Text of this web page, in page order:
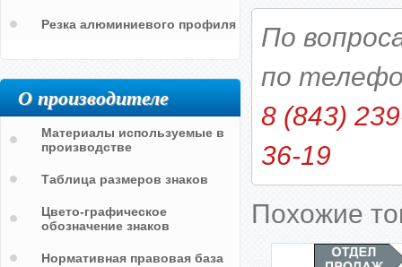
По
по
8 (843)
36-19
Похожие
Резка алюминиевого профиля
О производителе
Материалы используемые в
производстве
Таблица размеров знаков
Цвето-графическое
обозначение знаков
Нормативная правовая база